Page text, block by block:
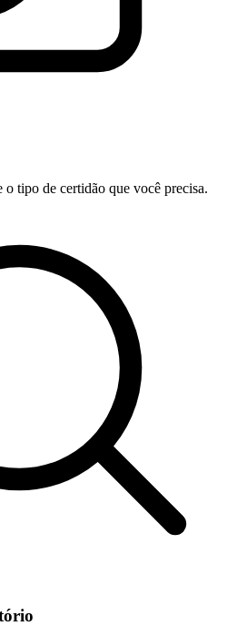
tipo de certidão que você precisa.